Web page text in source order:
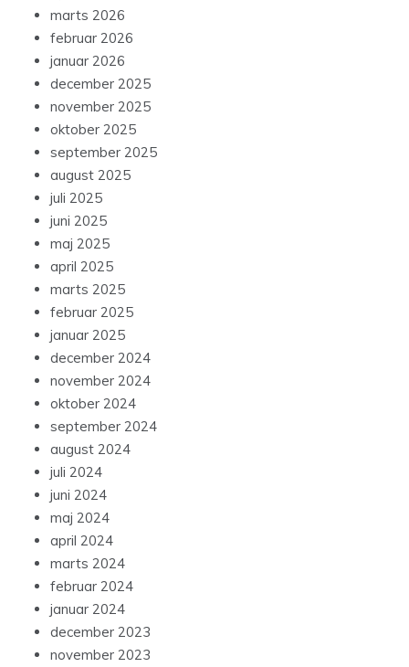
marts 2026
februar 2026
januar 2026
december 2025
november 2025
oktober 2025
september 2025
august 2025
juli 2025
juni 2025
maj 2025
april 2025
marts 2025
februar 2025
januar 2025
december 2024
november 2024
oktober 2024
september 2024
august 2024
juli 2024
juni 2024
maj 2024
april 2024
marts 2024
februar 2024
januar 2024
december 2023
november 2023